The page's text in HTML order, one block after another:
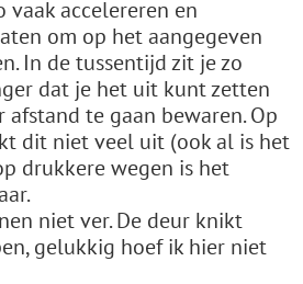
vaak accelereren en
om op het aangegeven
In de tussentijd zit je zo
dat je het uit kunt zetten
afstand te gaan bewaren. Op
dit niet veel uit (ook al is het
drukkere wegen is het
niet ver. De deur knikt
gelukkig hoef ik hier niet